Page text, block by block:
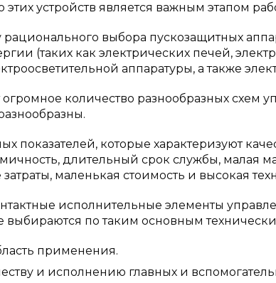
устройств является важным этапом
выбора пускозащитных
(таких как электрических печей,
аппаратуры, а также
огромное количество разнообразных схем
показателей, которые характеризуют
длительный срок службы, малая
маленькая стоимость и высокая
исполнительные элементы
выбираются по таким основным
применения.
и исполнению главных и